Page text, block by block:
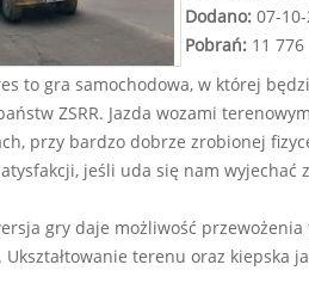
Dodano:07-10-
Pobrań:11 776
to gra samochodowa, w której
ZSRR. Jazda wozami
przy bardzo dobrze zrobionej
jeśli uda się nam wyjechać
gry daje możliwość
Ukształtowanie terenu oraz kiepska